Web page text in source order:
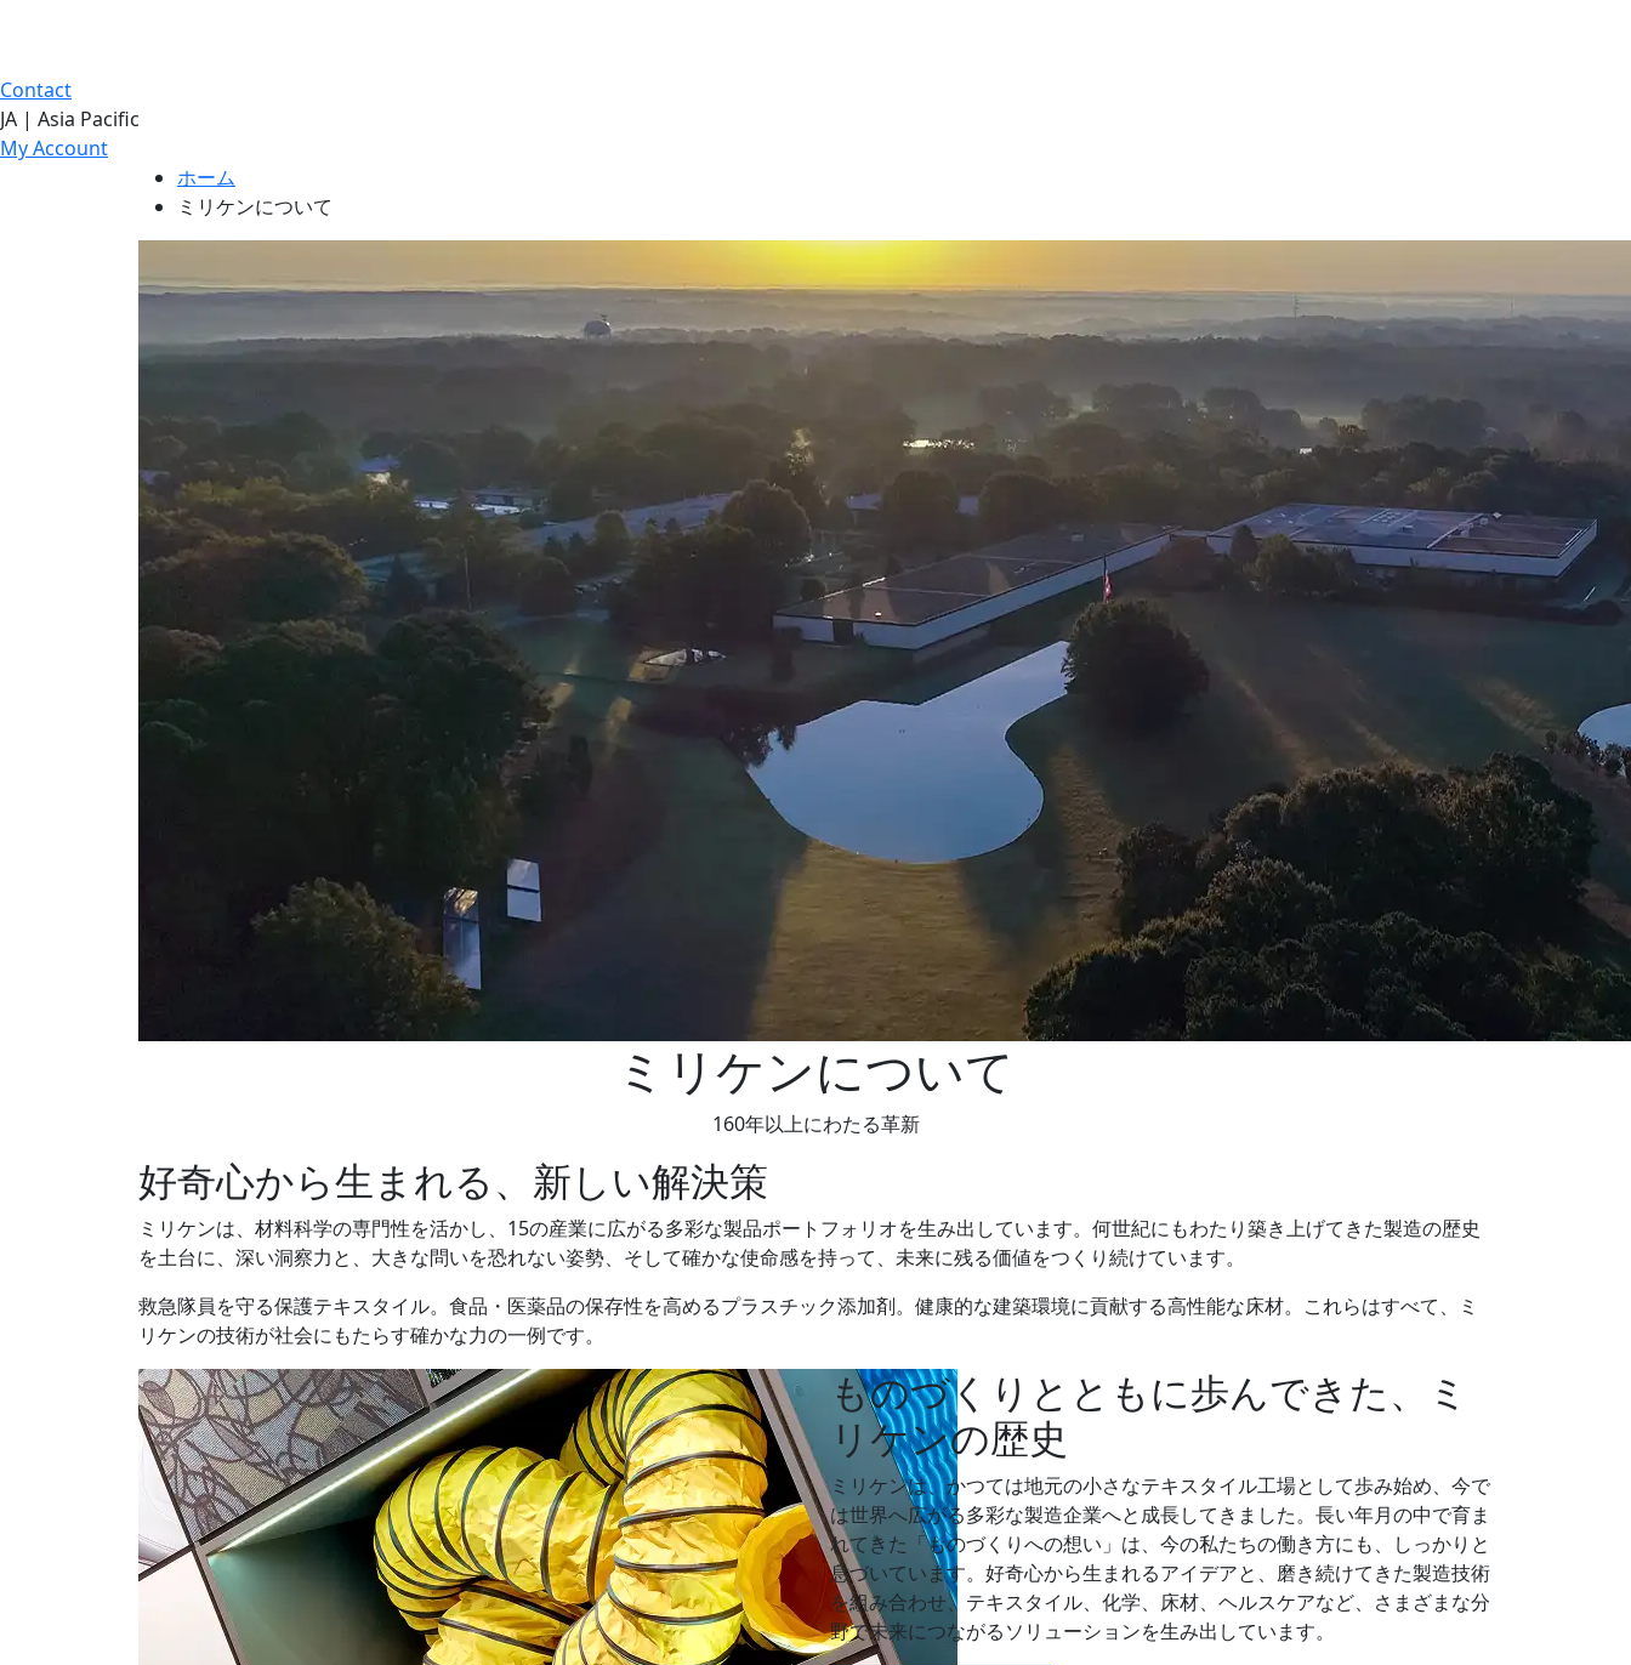
Contact
JA | Asia Pacific
My Account
ホーム
ミリケンについて
ミリケンについて
160年以上にわたる革新
好奇心から生まれる、新しい解決策
ミリケンは、材料科学の専門性を活かし、15の産業に広がる多彩な製品ポートフォリオを生み出しています。何世紀にもわたり築き上げてきた製造の歴史
を土台に、深い洞察力と、大きな問いを恐れない姿勢、そして確かな使命感を持って、未来に残る価値をつくり続けています。
救急隊員を守る保護テキスタイル。食品・医薬品の保存性を高めるプラスチック添加剤。健康的な建築環境に貢献する高性能な床材。これらはすべて、ミ
リケンの技術が社会にもたらす確かな力の一例です。
ものづくりとともに歩んできた、ミ
リケンの歴史
ミリケンは、かつては地元の小さなテキスタイル工場として歩み始め、今で
は世界へ広がる多彩な製造企業へと成長してきました。長い年月の中で育ま
れてきた「ものづくりへの想い」は、今の私たちの働き方にも、しっかりと
息づいています。好奇心から生まれるアイデアと、磨き続けてきた製造技術
を組み合わせ、テキスタイル、化学、床材、ヘルスケアなど、さまざまな分
野で未来につながるソリューションを生み出しています。